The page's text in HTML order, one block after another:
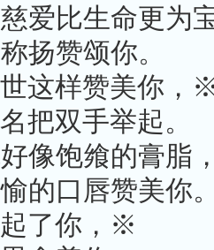
爱比生命更为
扬赞颂你。
这样赞美你，
把双手举起。
像饱飨的膏脂
的口唇赞美你
了你，※